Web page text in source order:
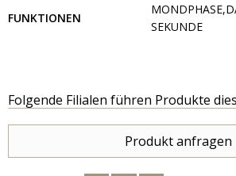
FUNKTIONEN
SEKUNDE
Folgende Filialen führen Produkte
Produkt anfragen